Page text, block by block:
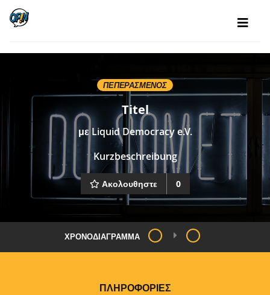
ΠΕΠΕΡΑΣΜΈΝΟΣ
Titel
με Liquid Democracy e.V.
Kurzbeschreibung
Ακολουθηστε 0
ΧΡΟΝΟΔΙΆΓΡΑΜΜΑ
ΠΛΗΡΟΦΟΡΊΕΣ